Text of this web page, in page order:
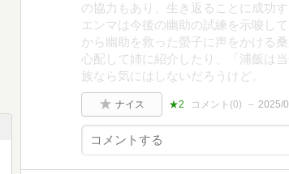
の協力もあり、生き返ることに成功
エンマは今後の幽助の試練を示唆し
から幽助を救った螢子に声をかける
心配して姉に紹介したり、「浦飯は
族なら気にはしないだろうけど。
ナイス ★2 コメント(0) 2025/